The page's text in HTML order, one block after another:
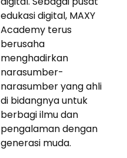
edukasi digital, MAXY
Academy terus
berusaha
menghadirkan
narasumber-
narasumber yang ahli
di bidangnya untuk
berbagi ilmu dan
pengalaman dengan
generasi muda.